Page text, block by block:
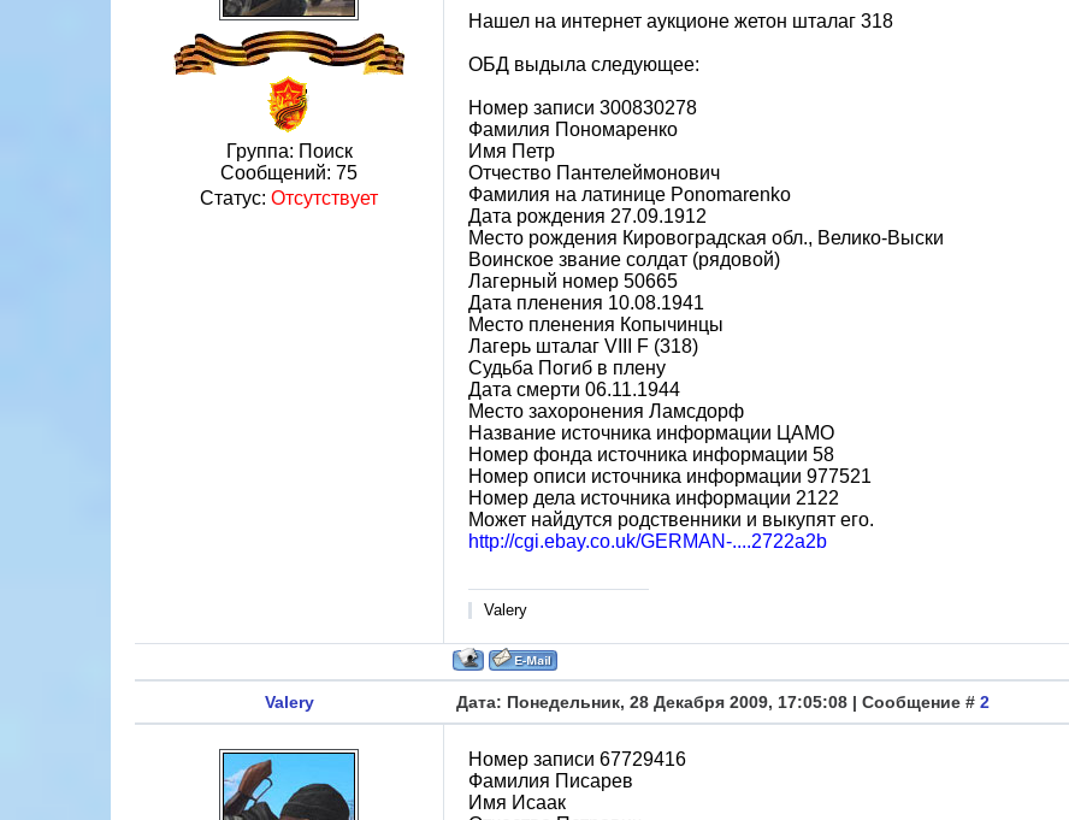
Группа: Поиск
Сообщений: 75
Статус: Отсутствует
Нашел на интернет аукционе жетон шталаг 318
ОБД выдыла следующее:
Номер записи 300830278
Фамилия Пономаренко
Имя Петр
Отчество Пантелеймонович
Фамилия на латинице Ponomarenko
Дата рождения 27.09.1912
Место рождения Кировоградская обл., Велико-Выски
Воинское звание солдат (рядовой)
Лагерный номер 50665
Дата пленения 10.08.1941
Место пленения Копычинцы
Лагерь шталаг VIII F (318)
Судьба Погиб в плену
Дата смерти 06.11.1944
Место захоронения Ламсдорф
Название источника информации ЦАМО
Номер фонда источника информации 58
Номер описи источника информации 977521
Номер дела источника информации 2122
Может найдутся родственники и выкупят его.
http://cgi.ebay.co.uk/GERMAN-....2722a2b
Valery
Valery Дата: Понедельник, 28 Декабря 2009, 17:05:08 | Сообщение # 2
Номер записи 67729416
Фамилия Писарев
Имя Исаак